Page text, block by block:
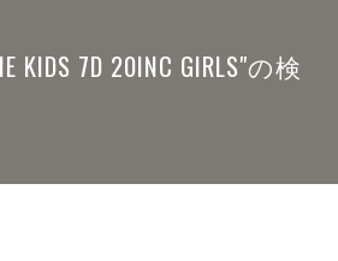
KIDS 7D 20INC GIRLS"の検